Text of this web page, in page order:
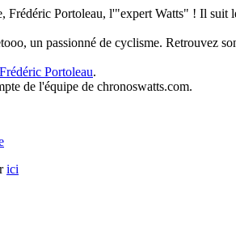
Frédéric Portoleau, l'"expert Watts" ! Il
un passionné de cyclisme. Retrouvez
Frédéric Portoleau.
de l'équipe de chronoswatts.com.
ici